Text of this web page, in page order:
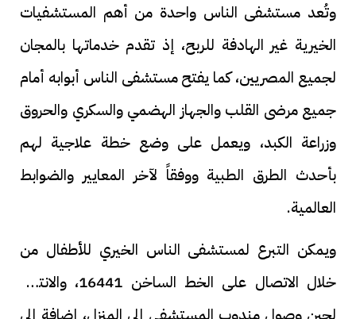
وتُعد مستشفى الناس واحدة من أهم المستشفيات
الخيرية غير الهادفة للربح، إذ تقدم خدماتها بالمجان
لجميع المصريين، كما يفتح مستشفى الناس أبوابه أمام
جميع مرضى القلب والجهاز الهضمي والسكري والحروق
وزراعة الكبد، ويعمل على وضع خطة علاجية لهم
بأحدث الطرق الطبية ووفقاً لآخر المعايير والضوابط
العالمية.
ويمكن التبرع لمستشفى الناس الخيري للأطفال من
خلال الاتصال على الخط الساخن 16441، والانتظار